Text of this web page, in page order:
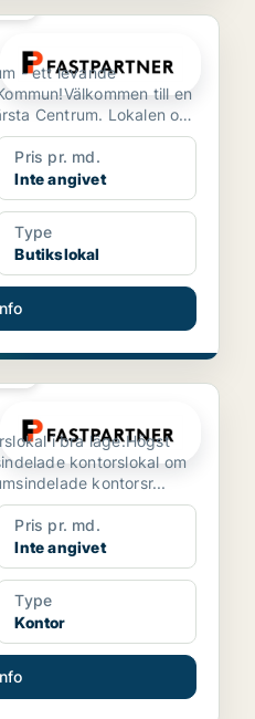
- ett levande
till en
Centrum. Lokalen om
Pris pr. md.
Inte angivet
Type
Butikslokal
i bra läge.Högst
kontorslokal om
kontorsr...
Pris pr. md.
Inte angivet
Type
Kontor